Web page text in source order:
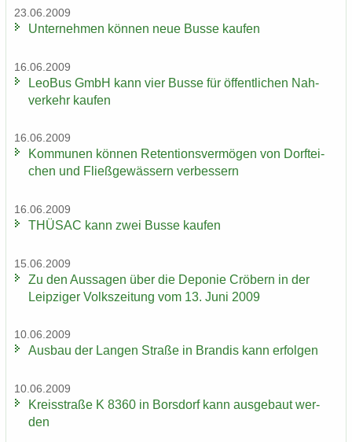
23.06.2009
Un­ter­neh­men kön­nen neue Busse kau­fen
16.06.2009
LeoBus GmbH kann vier Busse für öf­fent­li­chen Nah­
ver­kehr kau­fen
16.06.2009
Kom­mu­nen kön­nen Re­ten­ti­ons­ver­mö­gen von Dorf­tei­
chen und Fließ­ge­wäs­sern ver­bes­sern
16.06.2009
THÜ­SAC kann zwei Busse kau­fen
15.06.2009
Zu den Aus­sa­gen über die De­po­nie Crö­bern in der
Leip­zi­ger Volks­zei­tung vom 13. Juni 2009
10.06.2009
Aus­bau der Lan­gen Stra­ße in Bran­dis kann er­fol­gen
10.06.2009
Kreis­stra­ße K 8360 in Bors­dorf kann aus­ge­baut wer­
den